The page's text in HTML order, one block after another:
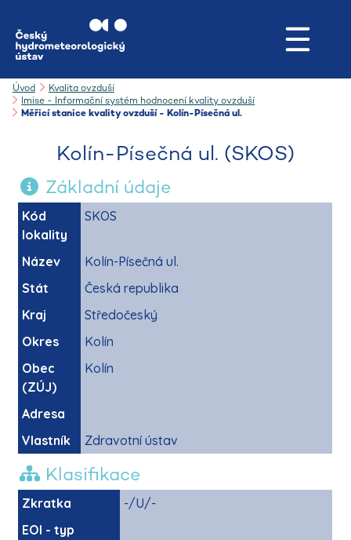
Úvod
Kvalita ovzduší
Imise - Informační systém hodnocení kvality ovzduší
Měřicí stanice kvality ovzduší - Kolín-Písečná ul.
Kolín-Písečná ul. (SKOS)
Základní údaje
Kód
lokality
SKOS
Název
Kolín-Písečná ul.
Stát
Česká republika
Kraj
Středočeský
Okres
Kolín
Obec
(ZÚJ)
Kolín
Adresa
Vlastník
Zdravotní ústav
Klasifikace
Zkratka
-/U/-
EOI - typ